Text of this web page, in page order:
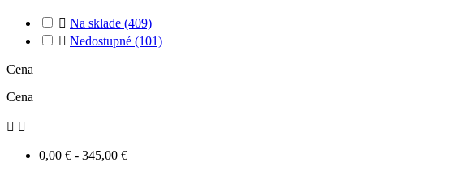
 Na sklade (409)
 Nedostupné (101)
Cena
Cena
 
0,00 € - 345,00 €